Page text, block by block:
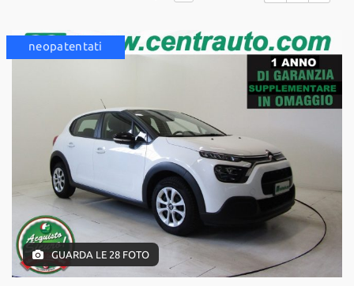
disponibile neopatentati
GUARDA LE 28 FOTO
sul
strumenti
tracciamento
rimanda
alla
cookie
policy.
Puoi
rivedere
e